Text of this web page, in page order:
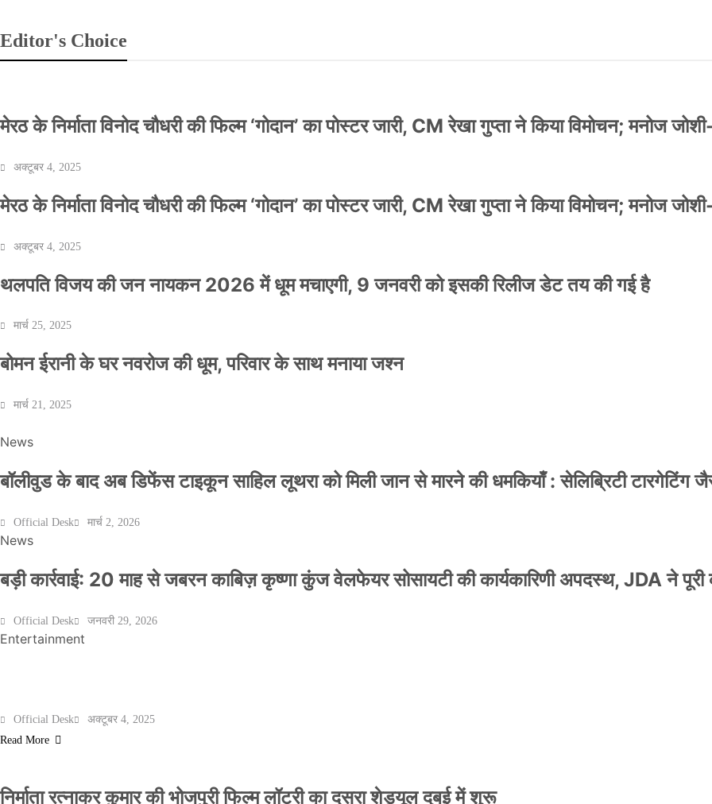
Editor's Choice
मेरठ के निर्माता विनोद चौधरी की फिल्म ‘गोदान’ का पोस्टर जारी, CM रेखा गुप्ता ने किया विमोचन; मनोज
अक्टूबर 4, 2025
मेरठ के निर्माता विनोद चौधरी की फिल्म ‘गोदान’ का पोस्टर जारी, CM रेखा गुप्ता ने किया विमोचन; मनोज
अक्टूबर 4, 2025
थलपति विजय की जन नायकन 2026 में धूम मचाएगी, 9 जनवरी को इसकी रिलीज डेट तय की गई है
मार्च 25, 2025
बोमन ईरानी के घर नवरोज की धूम, परिवार के साथ मनाया जश्न
मार्च 21, 2025
News
बॉलीवुड के बाद अब डिफेंस टाइकून साहिल लूथरा को मिली जान से मारने की धमकियाँ : सेलिब्रिटी टारगेटिंग
Official Desk मार्च 2, 2026
News
बड़ी कार्रवाई: 20 माह से जबरन काबिज़ कृष्णा कुंज वेलफेयर सोसायटी की कार्यकारिणी अपदस्थ, JDA ने पूरी
Official Desk जनवरी 29, 2026
Entertainment
Official Desk
अक्टूबर 4, 2025
Read More
निर्माता रत्नाकर कुमार की भोजपुरी फिल्म लॉटरी का दूसरा शेड्यूल दुबई में शुरू